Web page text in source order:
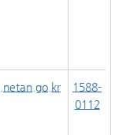
1588-
0112